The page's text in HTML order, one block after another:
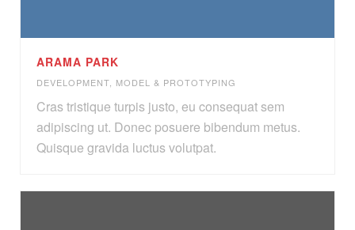
ARAMA PARK
DEVELOPMENT MODEL & PROTOTYPING
Cras tristique turpis justo, eu consequat sem
adipiscing ut. Donec posuere bibendum metus.
Quisque gravida luctus volutpat.